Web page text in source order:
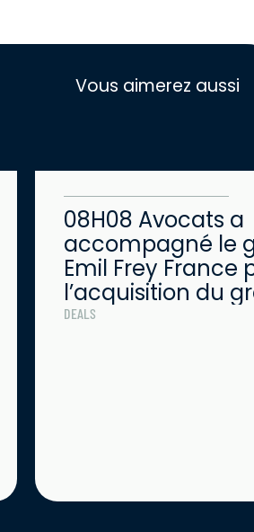
Vous aimerez aussi
08H08 Avocats a
accompagné le
Emil Frey France
l’acquisition du
Kertrucks
DEALS